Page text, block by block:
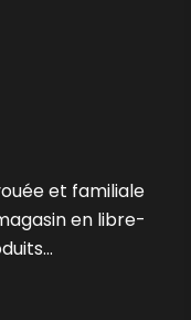
et familiale
en libre-